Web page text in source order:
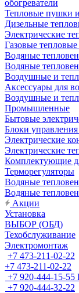
обогреватели
Тепловые пушки
Дизельные
Электрические
Газовые
Водяные
Водяные
Воздушные и
Аксессуары для
Воздушные и
Промышленные
Бытовые
Блоки управления
Электрические
Электрические
Комплектующие
Терморегуляторы
Водяные
Водяные
Акции
Установка
ВЫБОР (ОБД)
Техобслуживание
Электромонтаж
+7 473-211-02-22
+7 473-211-02-22
+7 920-444-15-55
+7 920-444-32-22